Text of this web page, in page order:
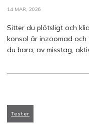
14 MAR, 2026
Sitter du plötsligt och
konsol är inzoomad och
du bara, av misstag,
Tester